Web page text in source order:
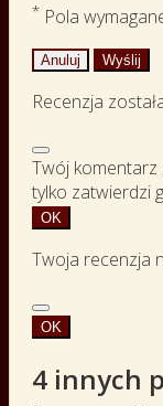
* Pola
Anuluj Wyślij
Recenzja
Twój komentarz
tylko zatwierdzi
OK
Twoja recenzja
OK
4 innych